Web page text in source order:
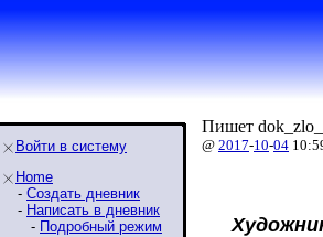
Войти в систему
Home
- Создать дневник
- Написать в дневник
- Подробный режим
Пишет
@ 2017-10-04